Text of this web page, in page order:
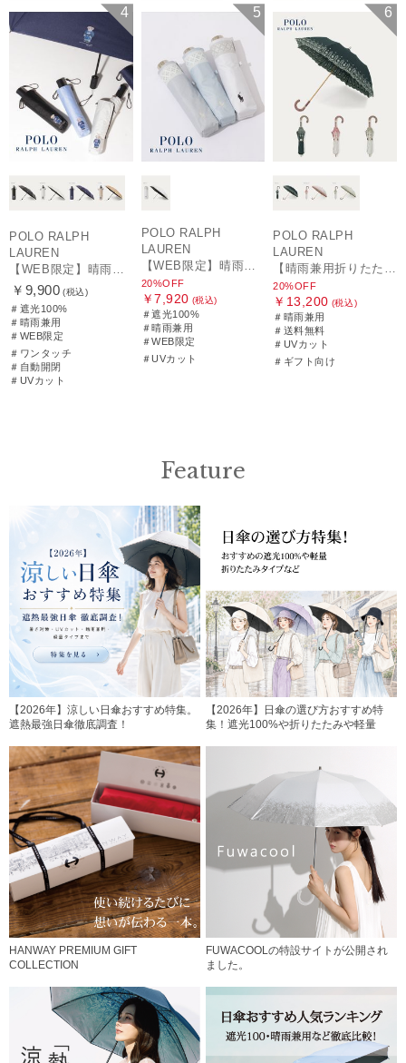
4
POLO RALPH
LAUREN
￥9,900 (税込)
＃遮光100%
＃晴雨兼用
＃WEB限定
＃ワンタッチ
＃自動開閉
＃UVカット
5
POLO RALPH
LAUREN
20%OFF
￥7,920 (税込)
＃遮光100%
＃晴雨兼用
＃WEB限定
＃UVカット
送料無料
ギフト向け
6
POLO RALPH
LAUREN
20%OFF
￥13,200 (税込)
＃晴雨兼用
＃送料無料
＃UVカット
＃ギフト向け
Feature
【2026年】涼しい日傘おすすめ特集。
遮熱最強日傘徹底調査！
【2026年】日傘の選び方おすすめ特
集！遮光100%や折りたたみや軽量
HANWAY PREMIUM GIFT
COLLECTION
FUWACOOLの特設サイトが公開され
ました。